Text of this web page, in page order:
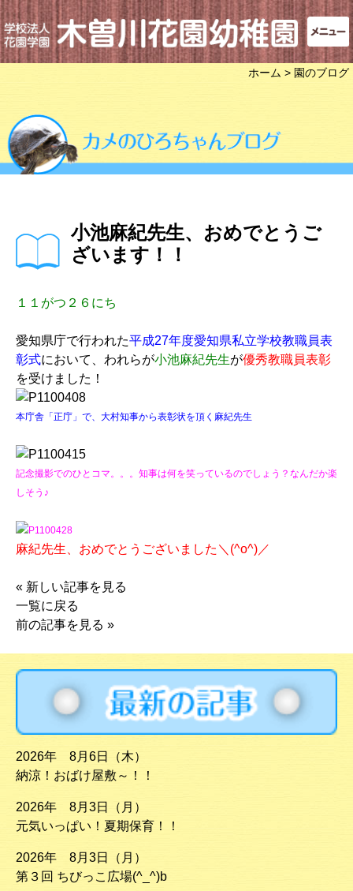
ホーム > 園のブログ
小池麻紀先生、おめでとうご
ざいます！！
１１がつ２６にち
愛知県庁で行われた平成27年度愛知県私立学校教職員表
彰式において、われらが小池麻紀先生が優秀教職員表彰
を受けました！
本庁舎「正庁」で、大村知事から表彰状を頂く麻紀先生
記念撮影でのひとコマ。。。知事は何を笑っているのでしょう？なんだか楽
しそう♪
麻紀先生、おめでとうございました＼(^o^)／
« 新しい記事を見る
一覧に戻る
前の記事を見る »
2026年 8月6日（木）
納涼！おばけ屋敷～！！
2026年 8月3日（月）
元気いっぱい！夏期保育！！
2026年 8月3日（月）
第３回 ちびっこ広場(^_^)b